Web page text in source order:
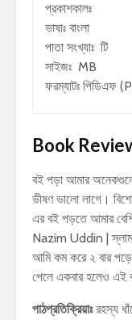
প্রকাশকালঃ
ভাষাঃ বাংলা
পাতা সংখ্যাঃ টি
সাইজঃ MB
ফরম্যাটঃ পিডিএফ
Book
বই পড়া আমার
ভীষণ ভালো লাগে।
এর বই পড়তে আমার
Nazim Uddin |
আমি কম করে ২ বার
পেলে একবার হলেও এই
পাঠপ্রতিক্রিয়াঃরহস্য